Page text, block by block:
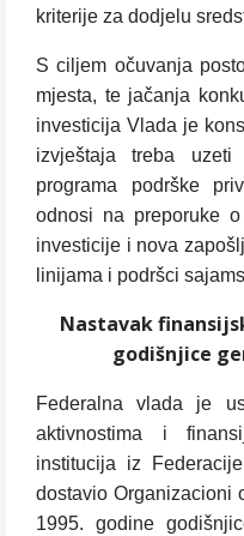
kriterije za dodjelu
S ciljem očuvanja
mjesta, te jačanja
investicija Vlada je
izvještaja treba
programa podrške
odnosi na preporuke
investicije i nova
linijama i podršci
Nastavak
godišnjice
Federalna vlada je
aktivnostima i
institucija iz
dostavio Organizacioni
1995. godine